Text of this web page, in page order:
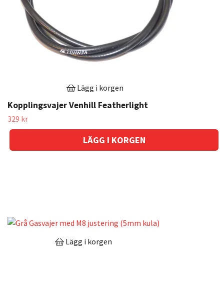
Lägg i korgen
Kopplingsvajer Venhill Featherlight
329 kr
Lägg i korgen